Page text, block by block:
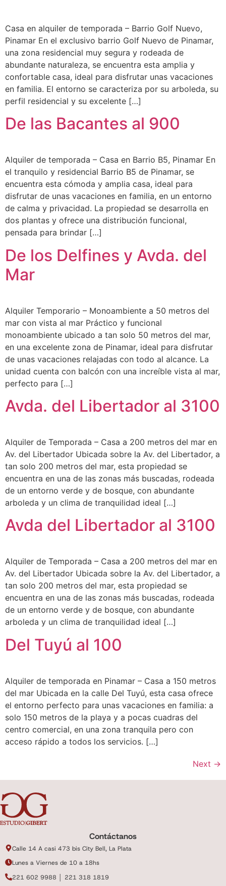
Casa en alquiler de temporada – Barrio Golf Nuevo,
Pinamar En el exclusivo barrio Golf Nuevo de Pinamar,
una zona residencial muy segura y rodeada de
abundante naturaleza, se encuentra esta amplia y
confortable casa, ideal para disfrutar unas vacaciones
en familia. El entorno se caracteriza por su arboleda, su
perfil residencial y su excelente […]
De las Bacantes al 900
Alquiler de temporada – Casa en Barrio B5, Pinamar En
el tranquilo y residencial Barrio B5 de Pinamar, se
encuentra esta cómoda y amplia casa, ideal para
disfrutar de unas vacaciones en familia, en un entorno
de calma y privacidad. La propiedad se desarrolla en
dos plantas y ofrece una distribución funcional,
pensada para brindar […]
De los Delfines y Avda. del
Mar
Alquiler Temporario – Monoambiente a 50 metros del
mar con vista al mar Práctico y funcional
monoambiente ubicado a tan solo 50 metros del mar,
en una excelente zona de Pinamar, ideal para disfrutar
de unas vacaciones relajadas con todo al alcance. La
unidad cuenta con balcón con una increíble vista al mar,
perfecto para […]
Avda. del Libertador al 3100
Alquiler de Temporada – Casa a 200 metros del mar en
Av. del Libertador Ubicada sobre la Av. del Libertador, a
tan solo 200 metros del mar, esta propiedad se
encuentra en una de las zonas más buscadas, rodeada
de un entorno verde y de bosque, con abundante
arboleda y un clima de tranquilidad ideal […]
Avda del Libertador al 3100
Alquiler de Temporada – Casa a 200 metros del mar en
Av. del Libertador Ubicada sobre la Av. del Libertador, a
tan solo 200 metros del mar, esta propiedad se
encuentra en una de las zonas más buscadas, rodeada
de un entorno verde y de bosque, con abundante
arboleda y un clima de tranquilidad ideal […]
Del Tuyú al 100
Alquiler de temporada en Pinamar – Casa a 150 metros
del mar Ubicada en la calle Del Tuyú, esta casa ofrece
el entorno perfecto para unas vacaciones en familia: a
solo 150 metros de la playa y a pocas cuadras del
centro comercial, en una zona tranquila pero con
acceso rápido a todos los servicios. […]
Next →
Contáctanos
Calle 14 A casi 473 bis City Bell, La Plata
Lunes a Viernes de 10 a 18hs
221 602 9988 │ 221 318 1819